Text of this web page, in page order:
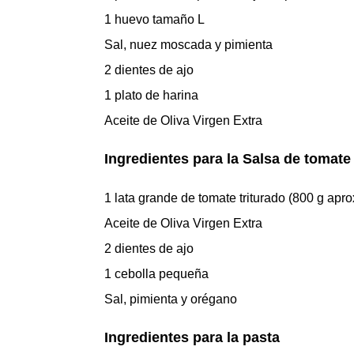
1 huevo tamaño L
Sal, nuez moscada y pimienta
2 dientes de ajo
1 plato de harina
Aceite de Oliva Virgen Extra
Ingredientes para la Salsa de tomate
1 lata grande de tomate triturado (800 g
Aceite de Oliva Virgen Extra
2 dientes de ajo
1 cebolla pequeña
Sal, pimienta y orégano
Ingredientes para la pasta